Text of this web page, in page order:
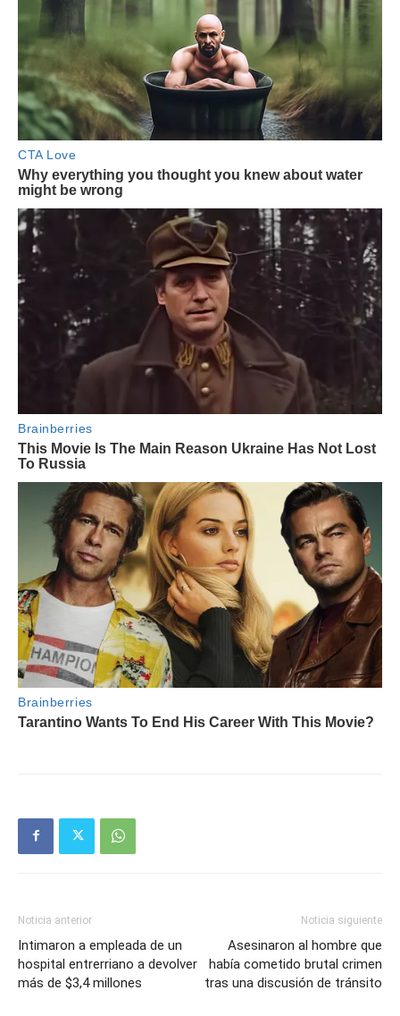
Noticia anterior
Intimaron a empleada de un
hospital entrerriano a devolver
más de $3,4 millones
Noticia siguiente
Asesinaron al hombre que
había cometido brutal crimen
tras una discusión de tránsito